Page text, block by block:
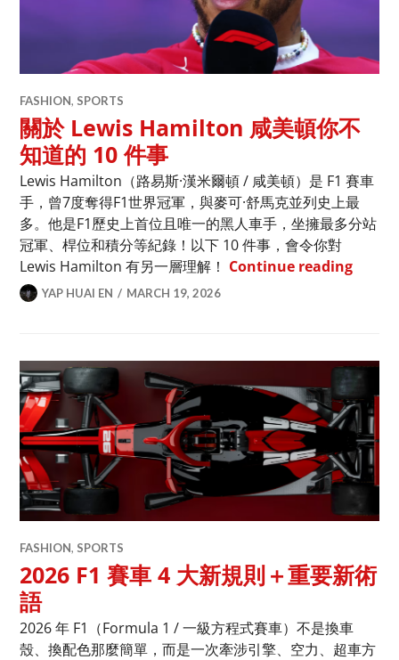
FASHION, SPORTS
關於 Lewis Hamilton 咸美頓你不
知道的 10 件事
Lewis Hamilton（路易斯·漢米爾頓 / 咸美頓）是 F1 賽車
手，曾7度奪得F1世界冠軍，與麥可·舒馬克並列史上最
多。他是F1歷史上首位且唯一的黑人車手，坐擁最多分站
冠軍、桿位和積分等紀錄！以下 10 件事，會令你對
Lewis Hamilton 有另一層理解！ Continue reading關於
YAP HUAI EN MARCH 19, 2026
FASHION, SPORTS
2026 F1 賽車 4 大新規則＋重要新術
語
2026 年 F1（Formula 1 / 一級方程式賽車）不是換車
殼、換配色那麼簡單，而是一次牽涉引擎、空力、超車方